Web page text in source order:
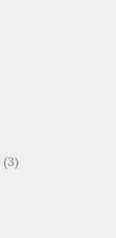
(3)